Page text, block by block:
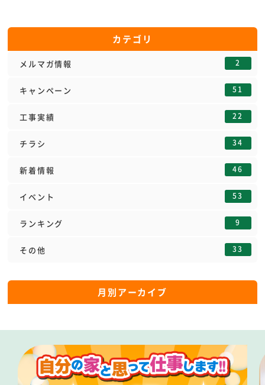
カテゴリ
メルマガ情報 2
キャンペーン 51
工事実績 22
チラシ 34
新着情報 46
イベント 53
ランキング 9
その他 33
月別アーカイブ